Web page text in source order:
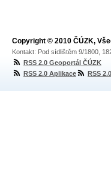
Copyright © 2010 ČÚZK,
Kontakt: Pod sídlištěm 9/1800,
RSS 2.0 Geoportál ČÚZK
RSS 2.0 Aplikace
RSS